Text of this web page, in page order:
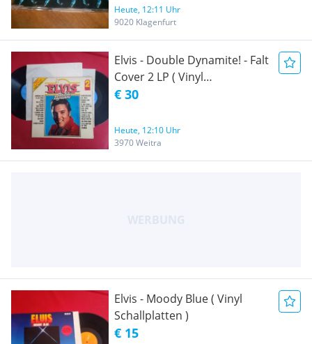
Heute, 12:11 Uhr
9020 Klagenfurt
Elvis - Double Dynamite! - Falt
Cover 2 LP ( Vinyl
Schallplatten )
€ 30
Heute, 12:10 Uhr
3970 Weitra
Elvis - Moody Blue ( Vinyl
Schallplatten )
€ 15